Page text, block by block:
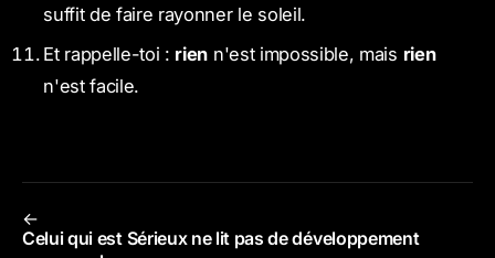
suffit de faire rayonner le soleil.
Et rappelle-toi : rien n'est impossible, mais rien
n'est facile.
←
Celui qui est Sérieux ne lit pas de développement